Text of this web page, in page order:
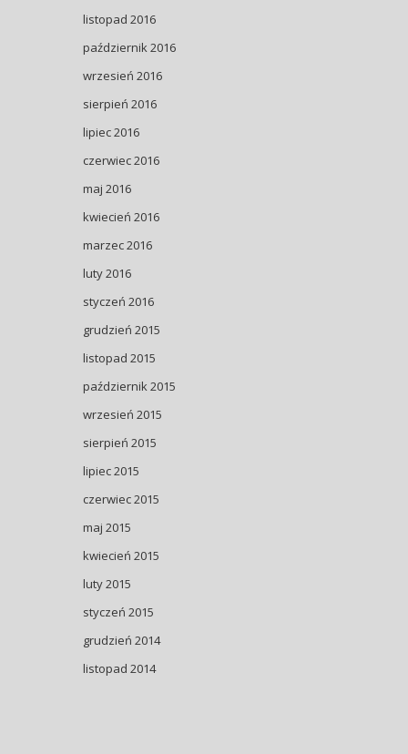
listopad 2016
październik 2016
wrzesień 2016
sierpień 2016
lipiec 2016
czerwiec 2016
maj 2016
kwiecień 2016
marzec 2016
luty 2016
styczeń 2016
grudzień 2015
listopad 2015
październik 2015
wrzesień 2015
sierpień 2015
lipiec 2015
czerwiec 2015
maj 2015
kwiecień 2015
luty 2015
styczeń 2015
grudzień 2014
listopad 2014